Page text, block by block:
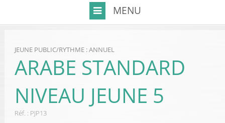
JEUNE PUBLIC/RYTHME : ANNUEL
ARABE STANDARD
NIVEAU JEUNE 5
Réf. : PJP13